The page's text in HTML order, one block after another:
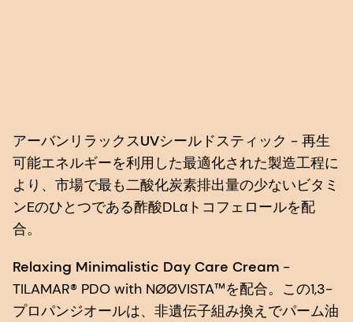
アーバンリラックスUVシールドスティック - 再生
可能エネルギーを利用した最適化された製造工程に
より、市場で最も二酸化炭素排出量の少ないビタミ
ンEのひとつである酢酸DLαトコフェロールを配
合。
Relaxing Minimalistic Day Care Cream -
TILAMAR® PDO with NØØVISTA™を配合。この1,3-
プロパンジオールは、非遺伝子組み換えでパーム油